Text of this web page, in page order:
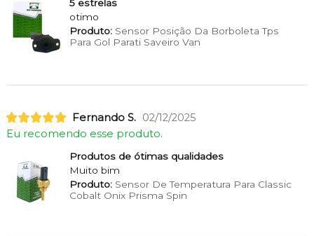
5 estrelas
otimo
Produto:Sensor Posição Da Borboleta Tps
Para Gol Parati Saveiro Van
Fernando S. 02/12/2025
Eu recomendo esse produto.
Produtos de ótimas qualidades
Muito bim
Produto:Sensor De Temperatura Para Classic
Cobalt Onix Prisma Spin